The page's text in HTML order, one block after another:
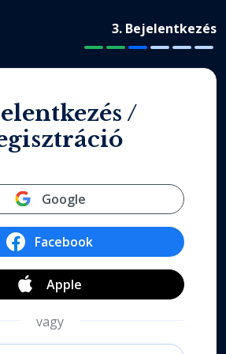
3. Bejelentkezés
/
Google
Facebook
Apple
vagy